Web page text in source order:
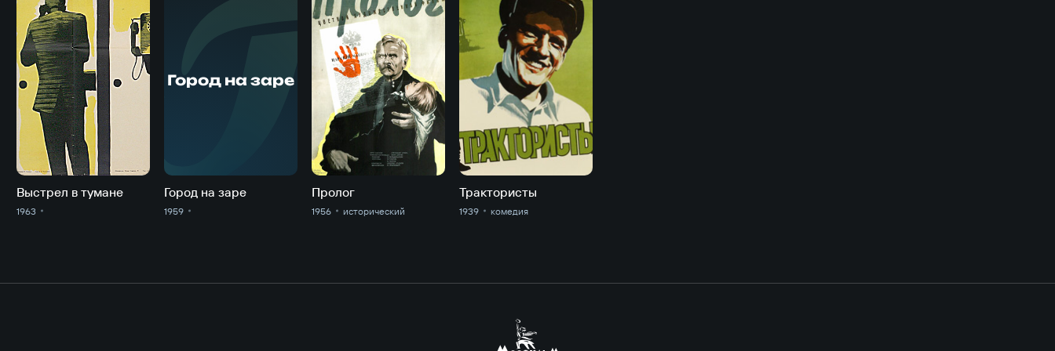
Выстрел в тумане
1963 Г
Город на заре
Город на заре
1959
Пролог
1956 исторический
Трактористы
1939 комедия